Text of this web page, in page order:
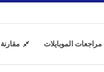
مراجعات الموبايلات